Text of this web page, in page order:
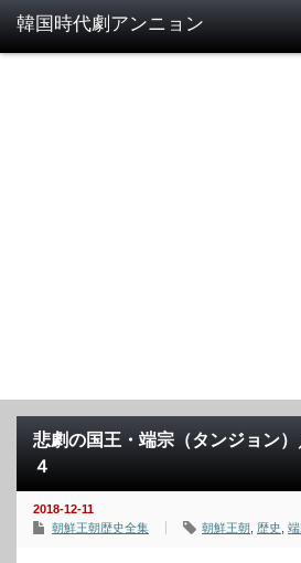
悲劇の国王・端宗（タンジョン
４
2018-12-11
朝鮮王朝歴史全集
朝鮮王朝 歴史